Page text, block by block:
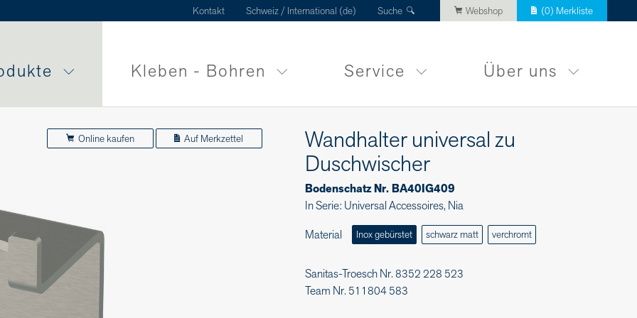
Kontakt Schweiz / International (de) Suche Webshop (0) Merkliste
Kleben - Bohren Service Über uns
Online kaufen Auf Merkzettel
Wandhalter universal zu
Duschwischer
Bodenschatz Nr. BA40IG409
In Serie: Universal Accessoires, Nia
Material
Inox gebürstet schwarz matt verchromt
Sanitas-Troesch Nr. 8352 228 523
Team Nr. 511804 583